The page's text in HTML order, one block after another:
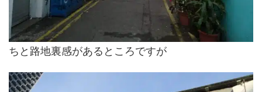
ちと路地裏感があるところですが